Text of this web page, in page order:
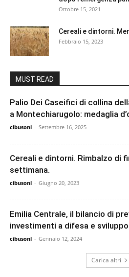
Ottobre 15, 2021
Cereali e dintorni.
Febbraio 15, 2023
MUST READ
Palio Dei Caseifici di collina
a Montechiarugolo: medaglia
cibusonl - Settembre 16, 2025
Cereali e dintorni. Rimbalzo di
settimana.
cibusonl - Giugno 20, 2023
Emilia Centrale, il bilancio di
investimenti a difesa e sviluppo
cibusonl - Gennaio 12, 2024
Carica altri